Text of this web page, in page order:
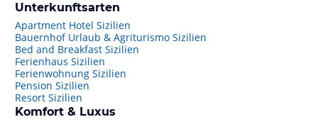
Unterkunftsarten
Apartment Hotel Sizilien
Bauernhof Urlaub & Agriturismo Sizilien
Bed and Breakfast Sizilien
Ferienhaus Sizilien
Ferienwohnung Sizilien
Pension Sizilien
Resort Sizilien
Komfort & Luxus